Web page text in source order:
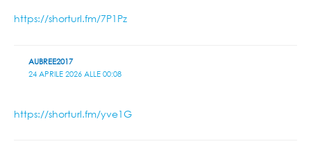
https://shorturl.fm/7P1Pz
AUBREE2017
24 APRILE 2026 ALLE 00:08
https://shorturl.fm/yve1G